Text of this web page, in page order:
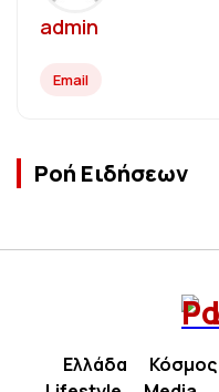
admin
Email
Ροή Ειδήσεων
Ελλάδα Κόσμος